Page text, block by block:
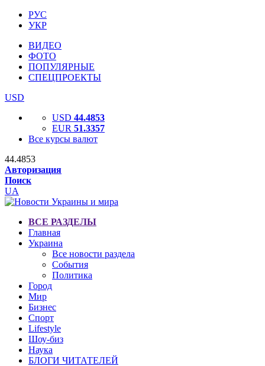
РУС
УКР
ВИДЕО
ФОТО
ПОПУЛЯРНЫЕ
СПЕЦПРОЕКТЫ
USD
USD 44.4853
EUR 51.3357
Все курсы валют
44.4853
Авторизация
Поиск
UA
ВСЕ РАЗДЕЛЫ
Главная
Украина
Все новости раздела
События
Политика
Город
Мир
Бизнес
Спорт
Lifestyle
Шоу-биз
Наука
БЛОГИ ЧИТАТЕЛЕЙ